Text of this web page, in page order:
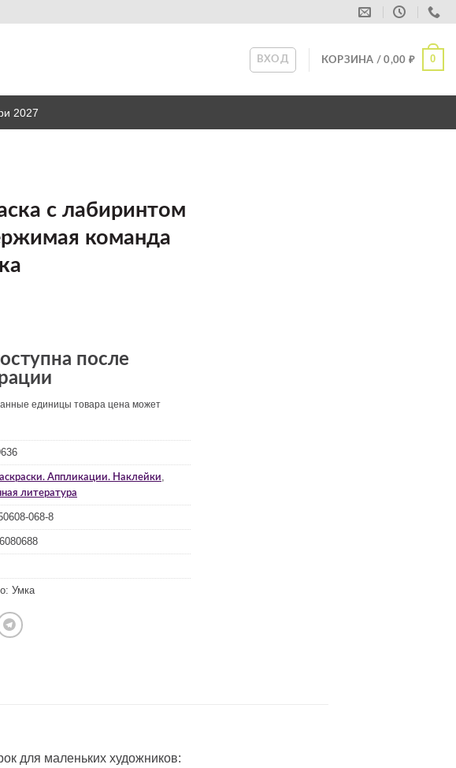
ВХОД КОРЗИНА /0,00 ₽ 0
2027
с лабиринтом
команда
после
единицы товара цена может
Аппликации. Наклейки
литература
068-8
Умка
для маленьких художников: